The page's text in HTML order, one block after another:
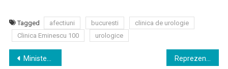
Tagged afectiuni bucuresti
clinica de urologie
Clinica Eminescu 100
urologice
Navigare
Ministerul Sănătății a emis certificatele de specialist și le-a expediat, prin serviciul de Poștă militară către direcțiile de sănătate publică. Reprezentanții MedLife trag un semnal de alarmă: “Testele rapide antigen nu reprezintă un instrument fiabil pentru diagnosticul infecției cu SARS COV 2”